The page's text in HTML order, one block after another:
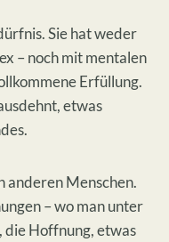
Sie hat weder
– noch mit mentalen
Erfüllung.
etwas
anderen Menschen.
– wo man unter
die Hoffnung, etwas